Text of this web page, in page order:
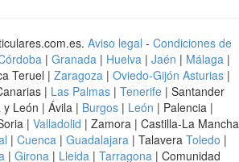
Aviso legal - Condiciones de
| Granada| Huelva| Jaén | Málaga|
Teruel | Zaragoza | Oviedo-Gijón Asturias |
| Las Palmas| Tenerife| Santander
y León | Ávila | Burgos | León | Palencia |
| Valladolid | Zamora | Castilla-La Mancha
| Cuenca | Guadalajara | Talavera Toledo |
| Girona| Lleida | Tarragona| Comunidad